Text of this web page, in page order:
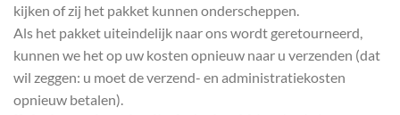
kijken of zij het pakket kunnen onderscheppen.
Als het pakket uiteindelijk naar ons wordt geretourneerd,
kunnen we het op uw kosten opnieuw naar u verzenden (dat
wil zeggen: u moet de verzend- en administratiekosten
opnieuw betalen).